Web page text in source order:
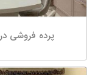
پرده فروشی در